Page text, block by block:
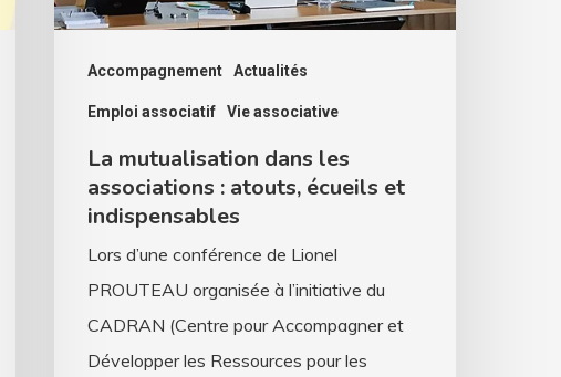
Accompagnement Actualités
Emploi associatif Vie associative
écueils
La mutualisation dans les
associations : atouts, écueils et
indispensables
Lors d’une conférence de Lionel
PROUTEAU organisée à l’initiative du
CADRAN (Centre pour Accompagner et
Développer les Ressources pour les